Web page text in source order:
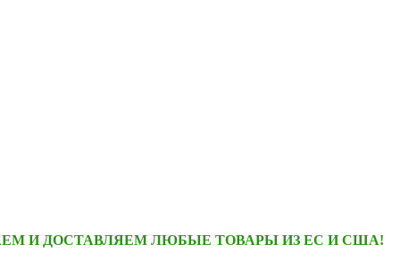
И ДОСТАВЛЯЕМ ЛЮБЫЕ ТОВАРЫ ИЗ ЕС И США!